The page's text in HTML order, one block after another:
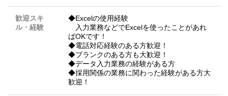
歓迎スキ
ル・経験
◆Excelの使用経験
入力業務などでExcelを使ったことがあれ
ばOKです！
◆電話対応経験のある方歓迎！
◆ブランクのある方も大歓迎！
◆データ入力業務の経験がある方
◆採用関係の業務に関わった経験がある方大
歓迎！